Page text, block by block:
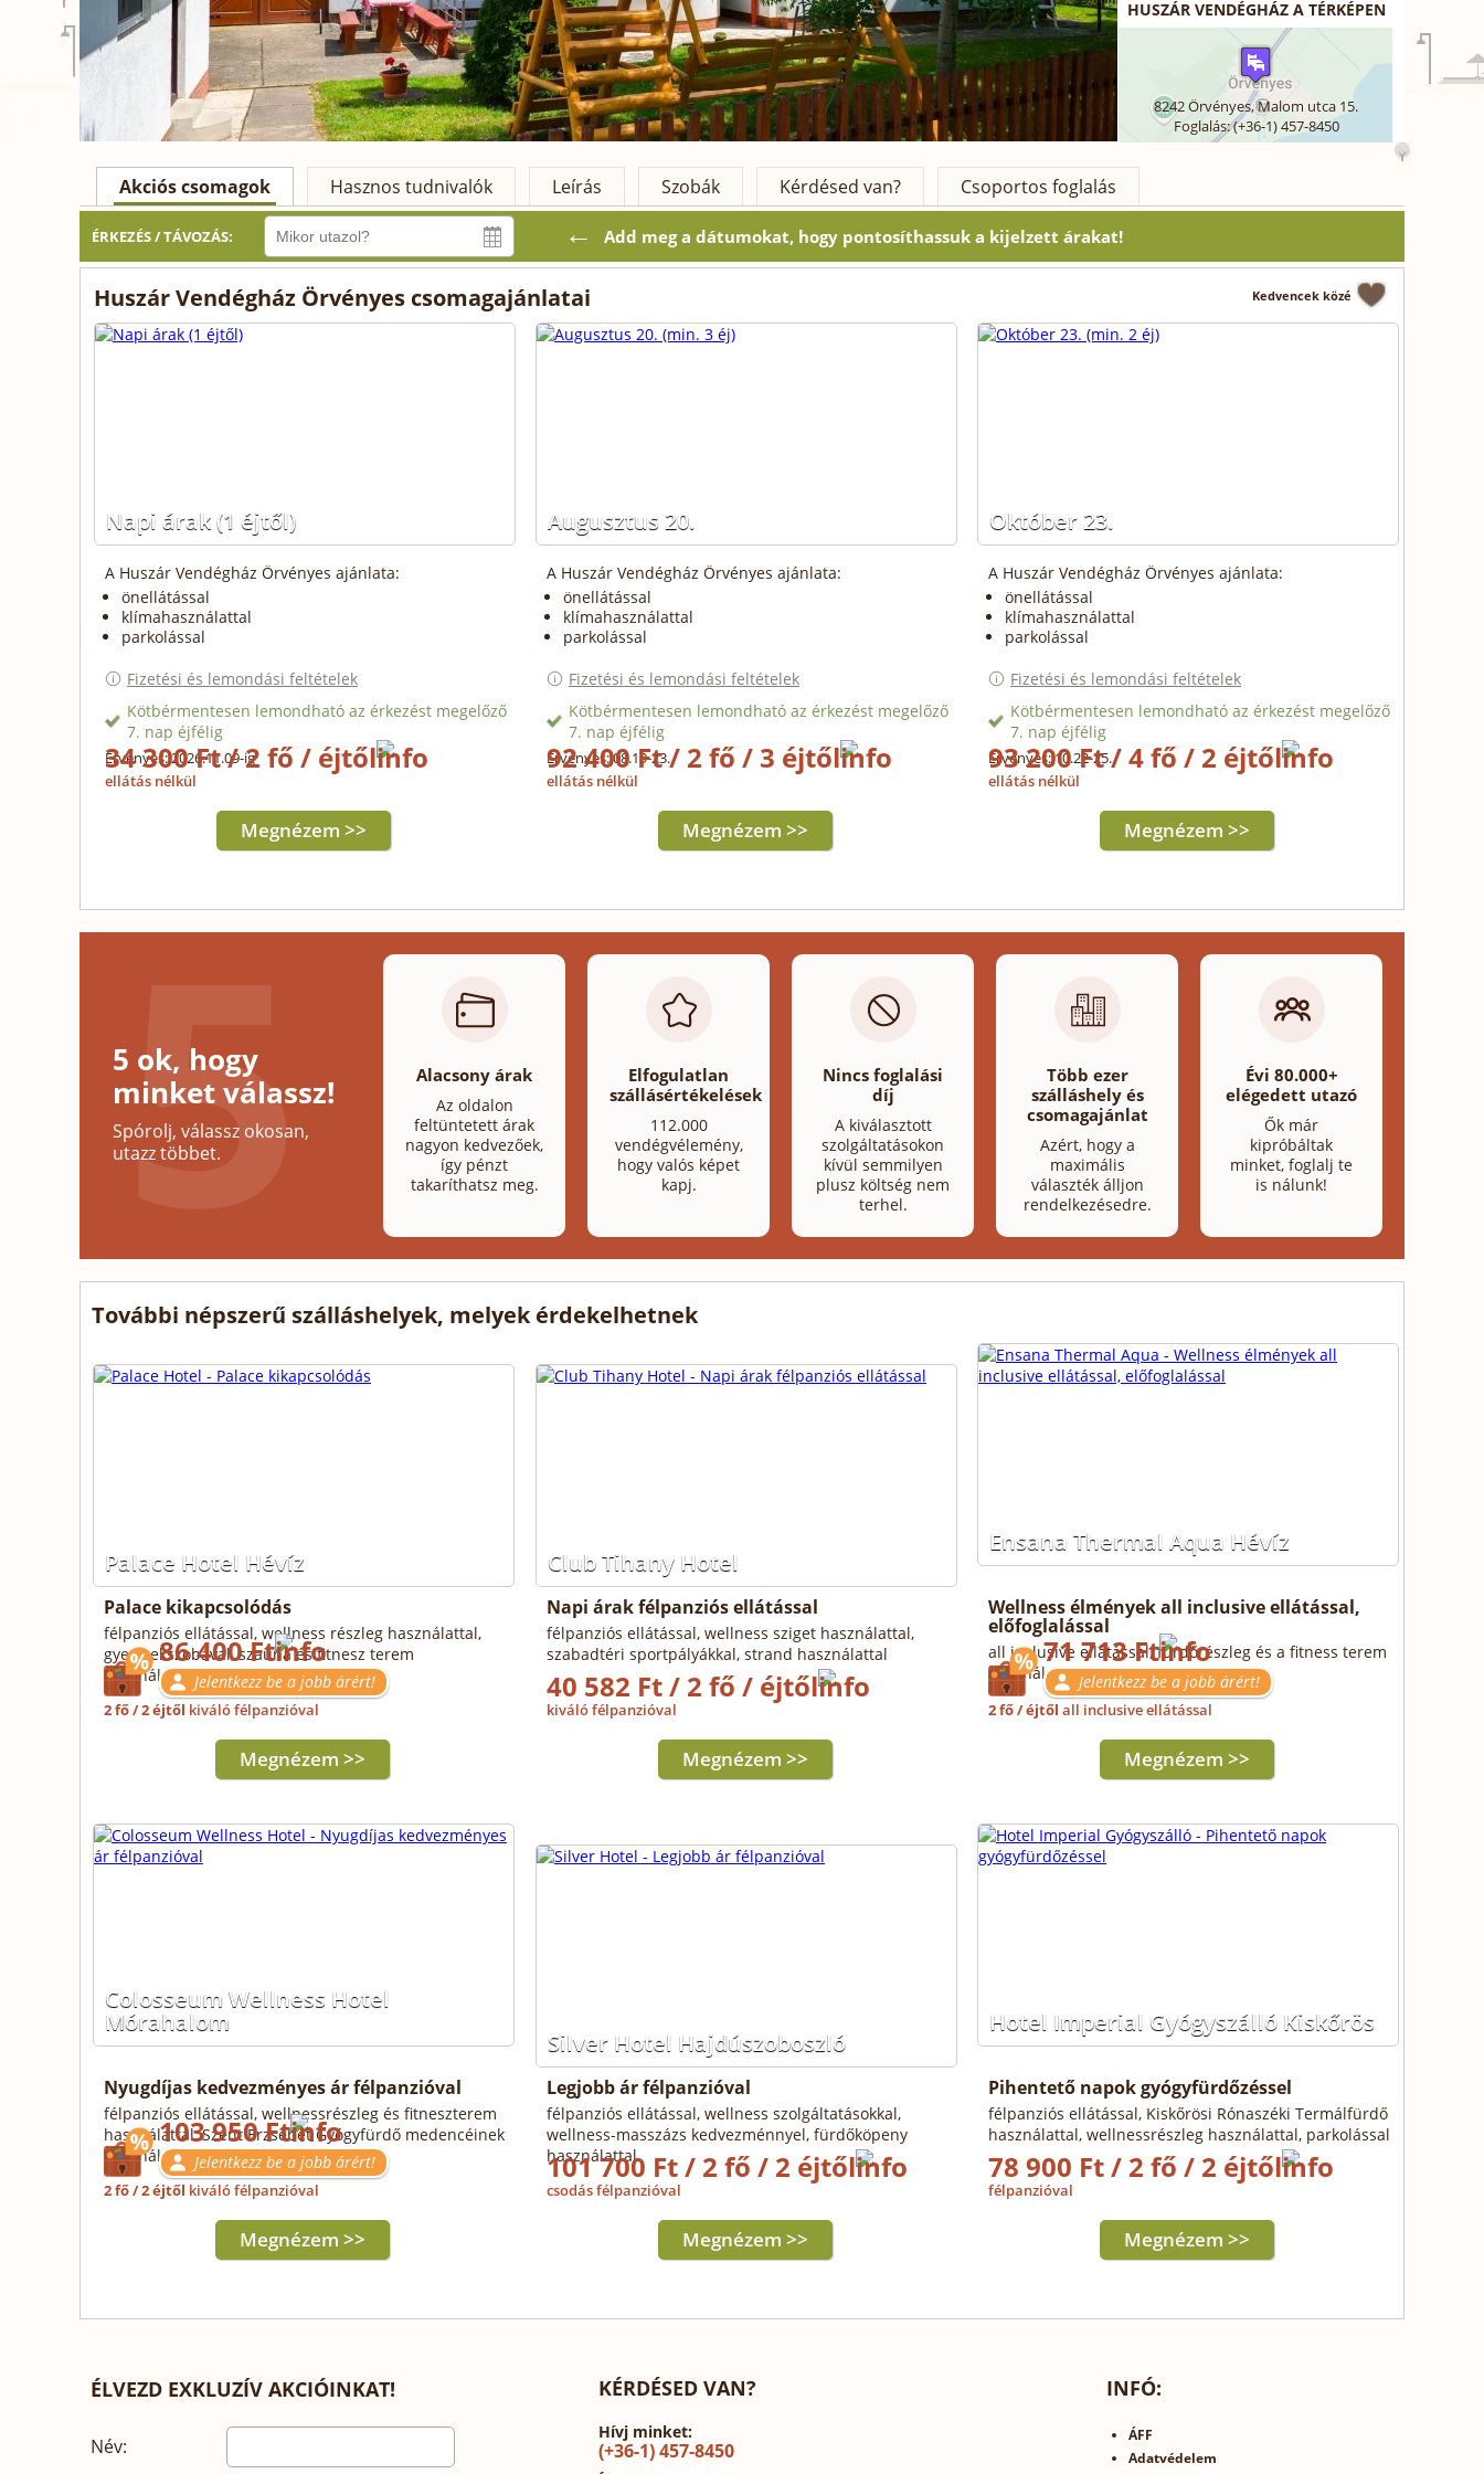
HUSZÁR VENDÉGHÁZ A TÉRKÉPEN
8242Örvényes,Malom utca 15.
Foglalás: (+36-1) 457-8450
Akciós csomagok Hasznos tudnivalók Leírás Szobák Kérdésed van? Csoportos foglalás
ÉRKEZÉS / TÁVOZÁS: ← Add meg a dátumokat, hogy pontosíthassuk a kijelzett árakat!
Huszár Vendégház Örvényes csomagajánlatai Kedvencek közé
Napi árak(1 éjtől) Augusztus 20. Október 23.
A Huszár Vendégház Örvényes ajánlata:
önellátással
klímahasználattal
parkolással
Fizetési és lemondási feltételek
Kötbérmentesen lemondható az érkezést megelőző
7. nap éjfélig
Érvényes: 2026.11.09-ig
34 300 Ft / 2 fő / éjtől
ellátás nélkül
Megnézem >>
A Huszár Vendégház Örvényes ajánlata:
önellátással
klímahasználattal
parkolással
Fizetési és lemondási feltételek
Kötbérmentesen lemondható az érkezést megelőző
7. nap éjfélig
Érvényes: 08.19-23.
92 400 Ft / 2 fő / 3 éjtől
ellátás nélkül
Megnézem >>
A Huszár Vendégház Örvényes ajánlata:
önellátással
klímahasználattal
parkolással
Fizetési és lemondási feltételek
Kötbérmentesen lemondható az érkezést megelőző
7. nap éjfélig
Érvényes: 10.22-25.
93 200 Ft / 4 fő / 2 éjtől
ellátás nélkül
Megnézem >>
5 ok, hogy
minket válassz!
Spórolj, válassz okosan,
utazz többet.
Alacsony árak
Az oldalon
feltüntetett árak
nagyon kedvezőek,
így pénzt
takaríthatsz meg.
Elfogulatlan
szállásértékelések
112.000
vendégvélemény,
hogy valós képet
kapj.
Nincs foglalási
díj
A kiválasztott
szolgáltatásokon
kívül semmilyen
plusz költség nem
terhel.
Több ezer
szálláshely és
csomagajánlat
Azért, hogy a
maximális
választék álljon
rendelkezésedre.
Évi 80.000+
elégedett utazó
Ők már
kipróbáltak
minket, foglalj te
is nálunk!
További népszerű szálláshelyek, melyek érdekelhetnek
Palace Hotel Hévíz Club Tihany Hotel
Ensana Thermal Aqua Hévíz
Palace kikapcsolódás
félpanziós ellátással, wellness részleg használattal,
gyermekszobával, szauna és fitnesz terem
használattal
86 400 Ft
Jelentkezz be a jobb árért!
2 fő / 2 éjtől kiváló félpanzióval
Megnézem >>
Napi árak félpanziós ellátással
félpanziós ellátással, wellness sziget használattal,
szabadtéri sportpályákkal, strand használattal
40 582 Ft / 2 fő / éjtől
kiváló félpanzióval
Megnézem >>
Wellness élmények all inclusive ellátással,
előfoglalással
all inclusive ellátással, fürdőrészleg és a fitness terem
használattal
71 713 Ft
Jelentkezz be a jobb árért!
2 fő / éjtől all inclusive ellátással
Megnézem >>
Colosseum Wellness Hotel
Mórahalom
Silver Hotel Hajdúszoboszló
Hotel Imperial Gyógyszálló Kiskőrös
Nyugdíjas kedvezményes ár félpanzióval
félpanziós ellátással, wellnessrészleg és fitneszterem
használattal, Szent Erzsébet Gyógyfürdő medencéinek
használatával, parkolással
103 950 Ft
Jelentkezz be a jobb árért!
2 fő / 2 éjtől kiváló félpanzióval
Megnézem >>
Legjobb ár félpanzióval
félpanziós ellátással, wellness szolgáltatásokkal,
wellness-masszázs kedvezménnyel, fürdőköpeny
használattal
101 700 Ft / 2 fő / 2 éjtől
csodás félpanzióval
Megnézem >>
Pihentető napok gyógyfürdőzéssel
félpanziós ellátással, Kiskőrösi Rónaszéki Termálfürdő
használattal, wellnessrészleg használattal, parkolással
78 900 Ft / 2 fő / 2 éjtől
félpanzióval
Megnézem >>
ÉLVEZD EXKLUZÍV AKCIÓINKAT!
Név:
KÉRDÉSED VAN?
Hívj minket:
(+36-1) 457-8450
INFÓ:
ÁFF
Adatvédelem